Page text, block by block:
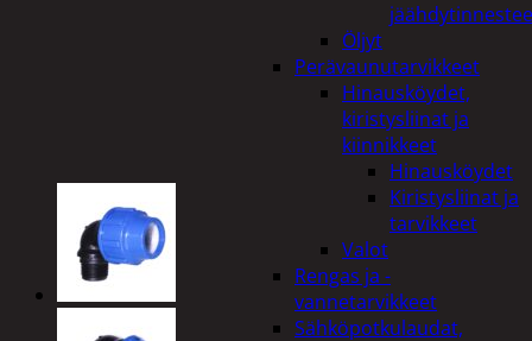
Öljyt
Perävaunutarvikkeet
Hinausköydet,
kiristysliinat ja
kiinnikkeet
Hinausköydet
Kiristysliinat ja
tarvikkeet
Valot
Rengas ja -
vannetarvikkeet
Sähköpotkulaudat,